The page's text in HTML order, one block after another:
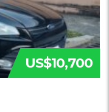
US$10,700